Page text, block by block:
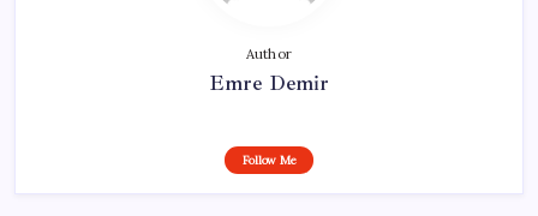
Author
Emre Demir
Follow Me